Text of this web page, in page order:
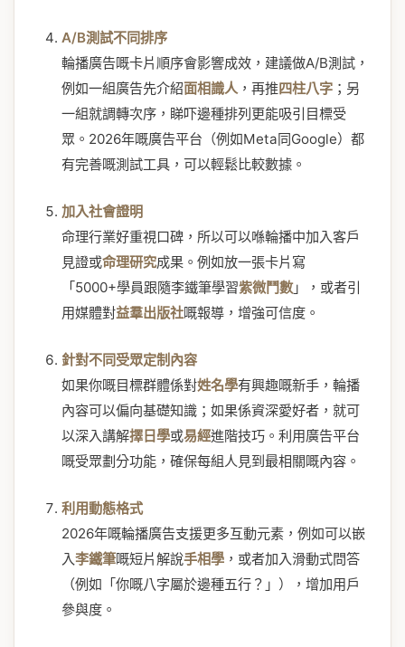
A/B測試不同排序
輪播廣告嘅卡片順序會影響成效，建議做A/B測試，
例如一組廣告先介紹面相識人，再推四柱八字 ；另
一組就調轉次序，睇吓邊種排列更能吸引目標受
眾。2026年嘅廣告平台（例如Meta同Google）都
有完善嘅測試工具，可以輕鬆比較數據。
加入社會證明
命理行業好重視口碑，所以可以喺輪播中加入客戶
見證或命理研究成果。例如放一張卡片寫
「5000+學員跟隨李鐵筆學習紫微鬥數」，或者引
用媒體對益羣出版社嘅報導，增強可信度。
針對不同受眾定制內容
如果你嘅目標群體係對姓名學有興趣嘅新手，輪播
內容可以偏向基礎知識；如果係資深愛好者，就可
以深入講解擇日學或易經進階技巧。利用廣告平台
嘅受眾劃分功能，確保每組人見到最相關嘅內容。
利用動態格式
2026年嘅輪播廣告支援更多互動元素，例如可以嵌
入李鐵筆嘅短片解說手相學 ，或者加入滑動式問答
（例如「你嘅八字屬於邊種五行？」），增加用戶
參與度。